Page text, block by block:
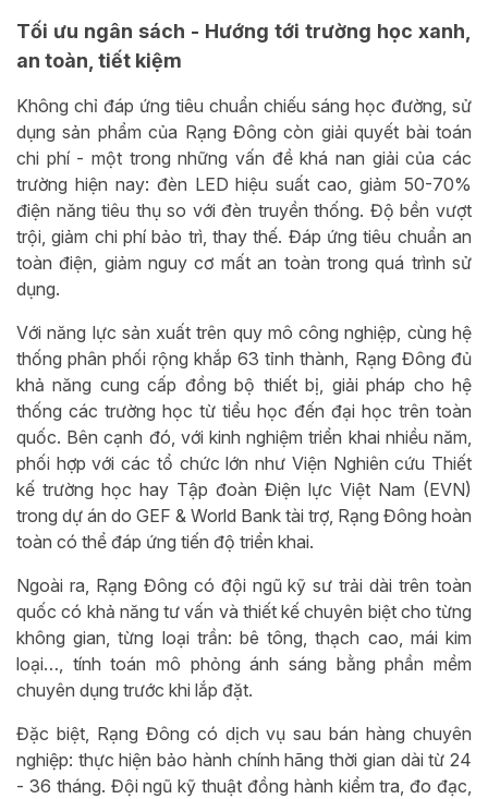
Tối ưu ngân sách - Hướng tới trường học xanh,
an toàn, tiết kiệm
Không chỉ đáp ứng tiêu chuẩn chiếu sáng học đường, sử
dụng sản phẩm của Rạng Đông còn giải quyết bài toán
chi phí - một trong những vấn đề khá nan giải của các
trường hiện nay: đèn LED hiệu suất cao, giảm 50-70%
điện năng tiêu thụ so với đèn truyền thống. Độ bền vượt
trội, giảm chi phí bảo trì, thay thế. Đáp ứng tiêu chuẩn an
toàn điện, giảm nguy cơ mất an toàn trong quá trình sử
dụng.
Với năng lực sản xuất trên quy mô công nghiệp, cùng hệ
thống phân phối rộng khắp 63 tỉnh thành, Rạng Đông đủ
khả năng cung cấp đồng bộ thiết bị, giải pháp cho hệ
thống các trường học từ tiểu học đến đại học trên toàn
quốc. Bên cạnh đó, với kinh nghiệm triển khai nhiều năm,
phối hợp với các tổ chức lớn như Viện Nghiên cứu Thiết
kế trường học hay Tập đoàn Điện lực Việt Nam (EVN)
trong dự án do GEF & World Bank tài trợ, Rạng Đông hoàn
toàn có thể đáp ứng tiến độ triển khai.
Ngoài ra, Rạng Đông có đội ngũ kỹ sư trải dài trên toàn
quốc có khả năng tư vấn và thiết kế chuyên biệt cho từng
không gian, từng loại trần: bê tông, thạch cao, mái kim
loại…, tính toán mô phỏng ánh sáng bằng phần mềm
chuyên dụng trước khi lắp đặt.
Đặc biệt, Rạng Đông có dịch vụ sau bán hàng chuyên
nghiệp: thực hiện bảo hành chính hãng thời gian dài từ 24
- 36 tháng. Đội ngũ kỹ thuật đồng hành kiểm tra, đo đạc,